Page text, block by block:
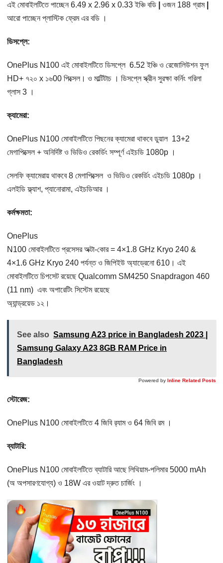
এই মোবাইলটিতে পাচ্ছেন 6.49 x 2.96 x 0.33 ইঞ্চি বডি ওজন 188 গ্রাম|
আরো পাচ্ছেন প্লাস্টিক ফ্রেম এর বডি ।
ডিসপ্লে:
OnePlus N100 এই মোবাইলটিতে ডিসপ্লে 6.52 ইঞ্চি ও রেজোলিউশন ফুল
HD+ ৭২০ x ১৬00 পিক্সেল। ও মাল্টিটাচ । ডিসপ্লে স্ক্রীন সুরক্ষা কর্নিং গরিলা
গ্লাস 3 ।
ক্যামেরা:
OnePlus N100 মোবাইলটিতে পিছনের ক্যামেরা থাকবে ডুয়াল 13+2
মেগাপিক্সেল + অনির্দিষ্ট ও ভিডিও রেকর্ডিং সম্পূর্ণ এইচডি 1080p ।
সেলফি ক্যামেরায় থাকবে 8 মেগাপিক্সেল ও ভিডিও রেকর্ডিং এইচডি 1080p ।
এলইডি ফ্ল্যাশ, প্যানোরামা, এইচডিআর ।
কর্মক্ষমতা:
OnePlus
N100 মোবাইলটিতে প্রসেসর অক্টা-কোর = 4×1.8 GHz Kryo 240 &
4×1.6 GHz Kryo 240 পর্যন্ত ও জিপিইউ অ্যাড্রেনো 610। এই
মোবাইলটিতে চিপসেট রয়েছে Qualcomm SM4250 Snapdragon 460
(11 nm) এবং অপারেটিং সিস্টেম রয়েছে
অ্যান্ড্রয়েড ১২।
See also Samsung A23 price in Bangladesh 2023 |
Samsung Galaxy A23 8GB RAM Price in
Bangladesh
Powered by Inline Related Posts
স্টোরেজ:
OnePlus N100 মোবাইলটিতে 4 জিবি র‌্যাম ও 64 জিবি রম ।
ব্যাটারি:
OnePlus N100 মোবাইলটিতে ব্যাটারি আছে লিথিয়াম-পলিমার 5000 mAh
(অ অপসারণযোগ্য) ও 18W এর ওয়াট দ্রুত চার্জিং ।